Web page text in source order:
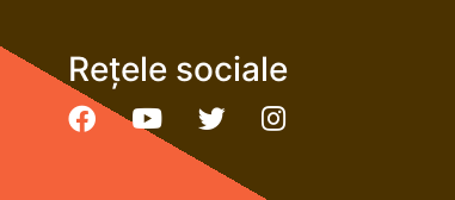
Rețele sociale